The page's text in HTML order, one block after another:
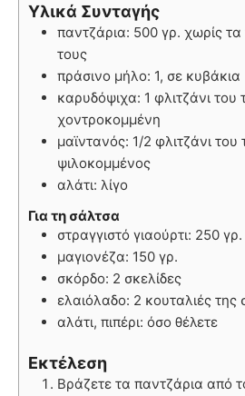
Υλικά Συνταγής
παντζάρια: 500 γρ. χωρίς
τους
πράσινο μήλο: 1, σε κυβάκια
καρυδόψιχα: 1 φλιτζάνι του
χοντροκομμένη
μαϊντανός: 1/2 φλιτζάνι του
ψιλοκομμένος
αλάτι: λίγο
Για τη σάλτσα
στραγγιστό γιαούρτι: 250 γρ.
μαγιονέζα: 150 γρ.
σκόρδο: 2 σκελίδες
ελαιόλαδο: 2 κουταλιές της
αλάτι, πιπέρι: όσο θέλετε
Εκτέλεση
Βράζετε τα παντζάρια από